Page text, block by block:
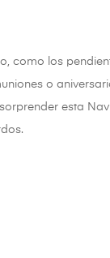
como los
o
esta